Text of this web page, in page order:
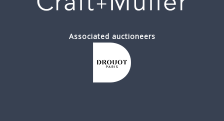
Associated auctioneers